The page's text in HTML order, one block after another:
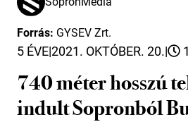
Forrás: GYSEV Zrt.
5 ÉVE|2021. OKTÓBER. 20.|
740 méter hosszú
indult Sopronból